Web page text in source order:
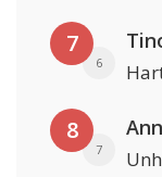
7
6
8
7